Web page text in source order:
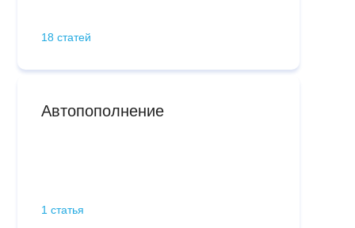
18 статей
Автопополнение
1 статья